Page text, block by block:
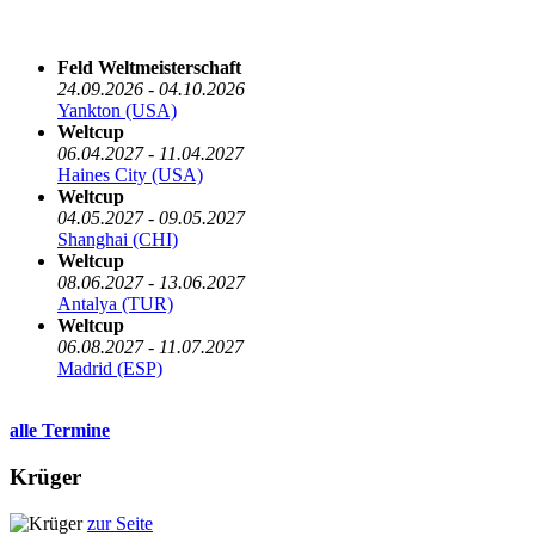
Feld Weltmeisterschaft
24.09.2026 - 04.10.2026
Yankton (USA)
Weltcup
06.04.2027 - 11.04.2027
Haines City (USA)
Weltcup
04.05.2027 - 09.05.2027
Shanghai (CHI)
Weltcup
08.06.2027 - 13.06.2027
Antalya (TUR)
Weltcup
06.08.2027 - 11.07.2027
Madrid (ESP)
alle Termine
Krüger
zur Seite